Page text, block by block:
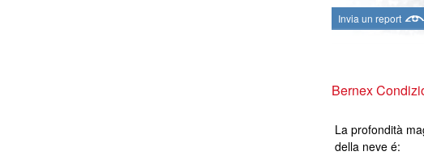
Invia un report
Bernex
La profondità
della neve é: